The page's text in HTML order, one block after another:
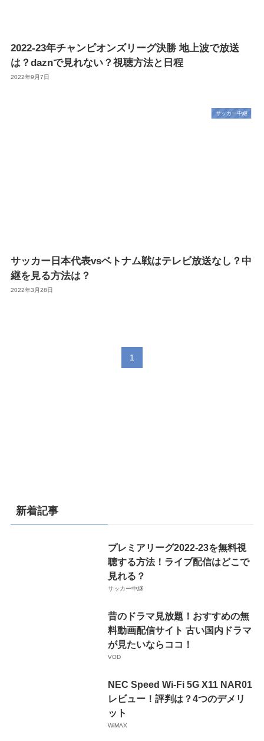
2022-23年チャンピオンズリーグ決勝 地上波で放送
は？daznで見れない？視聴方法と日程
2022年9月7日
サッカー中継
サッカー日本代表vsベトナム戦はテレビ放送なし？中
継を見る方法は？
2022年3月28日
1
新着記事
プレミアリーグ2022-23を無料視
聴する方法！ライブ配信はどこで
見れる？
サッカー中継
昔のドラマ見放題！おすすめの無
料動画配信サイト 古い国内ドラマ
が見たいならココ！
VOD
NEC Speed Wi-Fi 5G X11 NAR01
レビュー！評判は？4つのデメリ
ット
WiMAX